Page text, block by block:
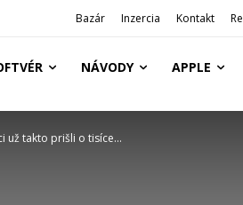
Bazár Inzercia Kontakt
NÁVODY APPLE
už takto prišli o tisíce...